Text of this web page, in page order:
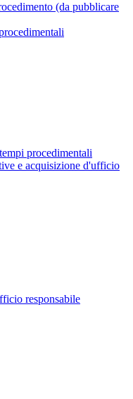
(da pubblicare
procedimentali
e acquisizione d'ufficio
responsabile